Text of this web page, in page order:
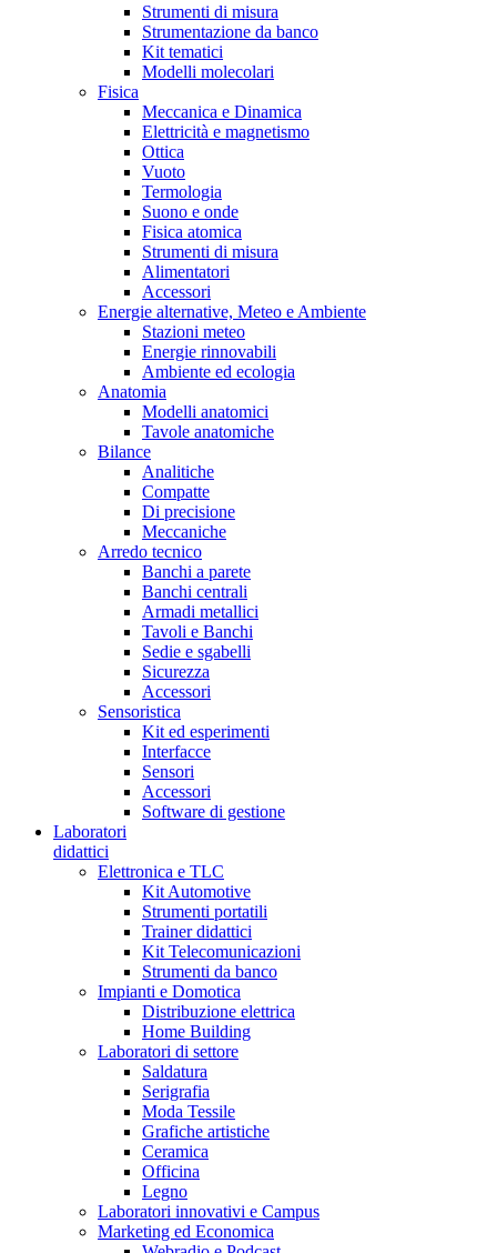
Strumenti di misura
Strumentazione da banco
Kit tematici
Modelli molecolari
Fisica
Meccanica e Dinamica
Elettricità e magnetismo
Ottica
Vuoto
Termologia
Suono e onde
Fisica atomica
Strumenti di misura
Alimentatori
Accessori
Energie alternative, Meteo e Ambiente
Stazioni meteo
Energie rinnovabili
Ambiente ed ecologia
Anatomia
Modelli anatomici
Tavole anatomiche
Bilance
Analitiche
Compatte
Di precisione
Meccaniche
Arredo tecnico
Banchi a parete
Banchi centrali
Armadi metallici
Tavoli e Banchi
Sedie e sgabelli
Sicurezza
Accessori
Sensoristica
Kit ed esperimenti
Interfacce
Sensori
Accessori
Software di gestione
Laboratori
didattici
Elettronica e TLC
Kit Automotive
Strumenti portatili
Trainer didattici
Kit Telecomunicazioni
Strumenti da banco
Impianti e Domotica
Distribuzione elettrica
Home Building
Laboratori di settore
Saldatura
Serigrafia
Moda Tessile
Grafiche artistiche
Ceramica
Officina
Legno
Laboratori innovativi e Campus
Marketing ed Economica